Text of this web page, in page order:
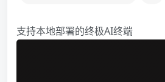
支持本地部署的终极AI终端